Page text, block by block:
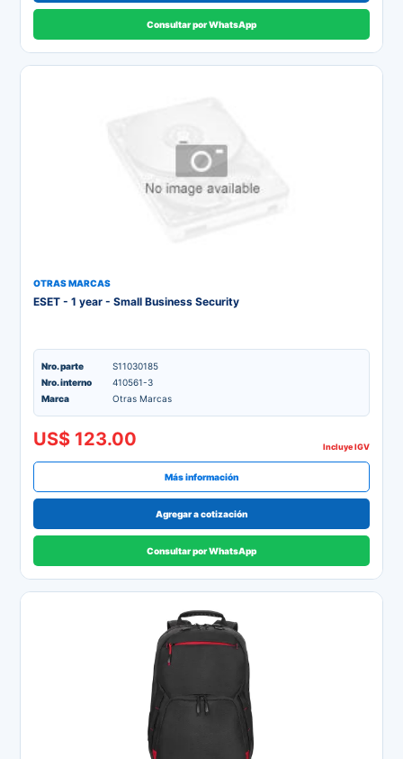
Consultar por WhatsApp
OTRAS MARCAS
ESET - 1 year - Small Business Security
Nro. parte
S11030185
Nro. interno
410561-3
Marca
Otras Marcas
US$ 123.00 Incluye IGV
Más información
Agregar a cotización
Consultar por WhatsApp